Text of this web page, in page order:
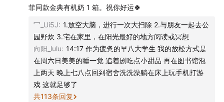
滑细腻，自然清甜，每 100ml 就有 4.0g 优质乳蛋白，营
养纯净，牛奶品质达六国标准。
在天猫超市搜索 【金典有机】 ，下单刘亦菲同款金典有机
奶，享 63 折限时优惠！戳下方人气单品链接↓↓↓直接
囤货，爱自己从一杯有机奶开始～
菲同款金典有机奶 1 箱。祝你好运🍀
冖_Ui5J: 1.放空大脑，进行一次大扫除 2.与朋友一起去公
园野炊 3.宅在家里，在阳光最好的地方阅读或冥想
向阳_lulu: 14:17 作为疲惫的早八大学生 我的放松方式是
在周六日美美的睡一觉 追着剧吃点小甜品 再在图书馆泡
上两天 晚上七八点回到宿舍洗洗澡躺在床上玩手机打游
戏 这就足够了
共113条回复